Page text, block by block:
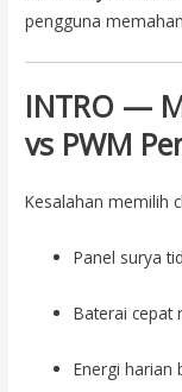
pengguna
INTRO —
vs PWM
Kesalahan memilih
Panel surya
Baterai cepat
Energi harian